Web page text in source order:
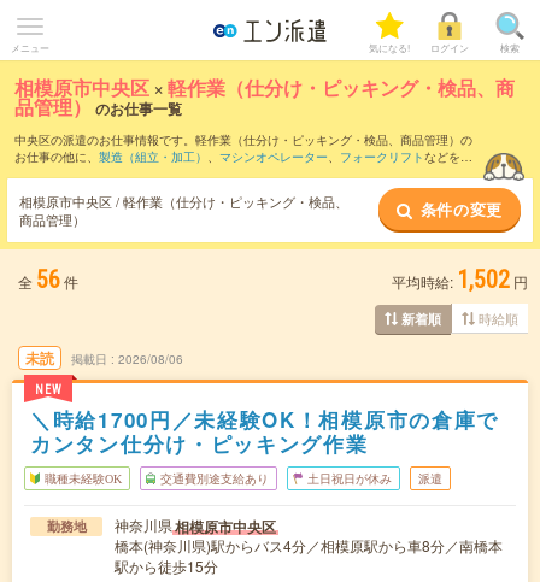
メニュー 気になる! ログイン 検索
相模原市中央区 ×軽作業（仕分け・ピッキング・検品、商
品管理） のお仕事一覧
中央区の派遣のお仕事情報です。軽作業（仕分け・ピッキング・検品、商品管理）の
お仕事の他に、 製造（組立・加工） 、 マシンオペレーター、 フォークリフトなどを取
軽作業（仕分け・ピッキング・検品、商品
管理）のお仕事とは？とは？
相模原市中央区 / 軽作業（仕分け・ピッキング・検品、
商品管理）
条件の変更
全 56件 平均時給: 1,502 円
新着順 時給順
未読
NEW
掲載日 2026/08/06
＼時給1700円／未経験OK！相模原市の倉庫で
カンタン仕分け・ピッキング作業
職種未経験OK 交通費別途支給あり 土日祝日が休み 派遣
勤務地 神奈川県相模原市中央区
橋本(神奈川県)駅からバス4分／相模原駅から車8分／南橋本
駅から徒歩15分